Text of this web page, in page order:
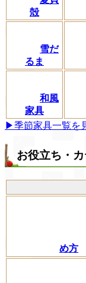
殻
雪だ
るま
和風
家具
▶季節家具一覧を
お役立ち・
め方